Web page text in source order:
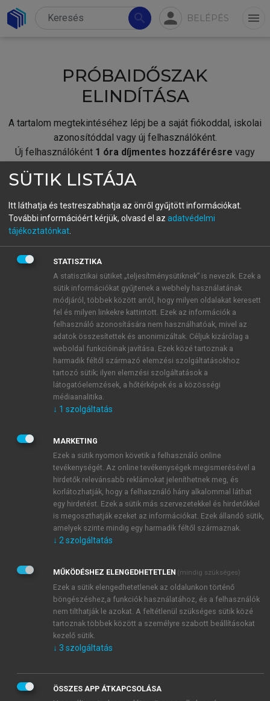
search person BELÉPÉS menu
PRÓBAIDŐSZAK
ELINDÍTÁSA
A tartalom megtekintéséhez lépj be a saját fiókoddal, iskolai
azonosítóddal vagy új felhasználóként.
Új felhasználóként 1 óra díjmentes hozzáférésre vagy
fiókoddal,vagy hozz létre új fiókot.
A regisztráció után apróbaidőszakautomatikusan
BELÉPÉS SAJÁT FIÓKKAL
ÚJ FIÓK LÉTREHOZÁSA
1 óra díjmentes hozzáférés
E-MAIL-CÍM
JELSZÓ
JELSZÓ ÚJRA
Kérek értesítést a MeRSZ újdonságairól, akcióiról.
Kérek értesítést az Akadémiai Kiadó Zrt. újdonságairól,
Adatkezelési tájékoztatóbanfoglaltakat tudomásul
veszem és elfogadom.
Általános vásárlási feltételeket, valamint a szotar.netés a
mersz.huoldalak licencszerződéseiben foglaltakat
tudomásul veszem és elfogadom.
KIPRÓBÁLOM
SÜTIK LISTÁJA
Itt láthatja és testreszabhatja az önről gyűjtött információkat.
További információért kérjük, olvasd el az adatvédelmi
tájékoztatónkat
STATISZTIKA
A statisztikai sütiket „teljesítménysütiknek” is nevezik. Ezek a
sütik információkat gyűjtenek a webhely használatának
módjáról, többek között arról, hogy milyen oldalakat keresett
fel és milyen linkekre kattintott. Ezek az információk a
felhasználó azonosítására nem használhatóak, mivel az
adatok összesítettek és anonimizáltak. Céljuk kizárólag a
weboldal funkcióinak javítása. Ezek közé tartoznak a
harmadik féltől származó elemzési szolgáltatásokhoz
tartozó sütik; ilyen elemzési szolgáltatások a
látogatóelemzések, a hőtérképek és a közösségi
médiaanalitika.
↓ 1 szolgáltatás
MARKETING
Ezek a sütik nyomon követik a felhasználó online
tevékenységét. Az online tevékenységek megismerésével a
hirdetők relevánsabb reklámokat jeleníthetnek meg, és
korlátozhatják, hogy a felhasználó hány alkalommal láthat
egy hirdetést. Ezek a sütik más szervezetekkel és hirdetőkkel
is megoszthatják ezeket az információkat. Ezek állandó sütik,
amelyek szinte mindig egy harmadik féltől származnak.
↓ 2 szolgáltatás
MŰKÖDÉSHEZ ELENGEDHETETLEN (mindig szükséges)
Ezek a sütik elengedhetetlenek az oldalunkon történő
böngészéshez,a funkciók használatához, és a felhasználók
nem tilthatják le azokat. A feltétlenül szükséges sütik közé
tartoznak többek között a személyre szabott beállításokat
kezelő sütik.
↓ 3 szolgáltatás
ÖSSZES APP ÁTKAPCSOLÁSA